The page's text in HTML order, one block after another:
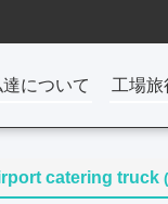
について 工場旅
catering truck